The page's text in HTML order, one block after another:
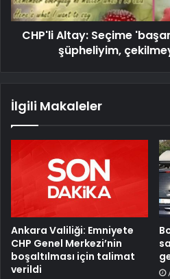
CHP'li Altay: Seçime
şüpheliyim,
İlgili Makaleler
Ankara Valiliği: Emniyete
CHP Genel Merkezi’nin
boşaltılması için talimat
verildi